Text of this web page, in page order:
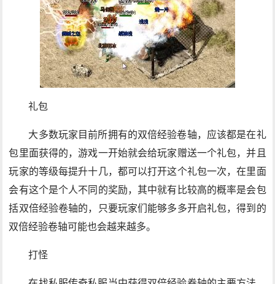
礼包
大多数玩家目前所拥有的双倍经验卷轴，应该都是在礼
包里面获得的，游戏一开始就会给玩家赠送一个礼包，并且
玩家的等级每提升十几，都可以打开这个礼包一次，在里面
会有这个是个人不同的奖励，其中就有比较高的概率是会包
括双倍经验卷轴的，只要玩家们能够多多开启礼包，得到的
双倍经验卷轴可能也会越来越多。
打怪